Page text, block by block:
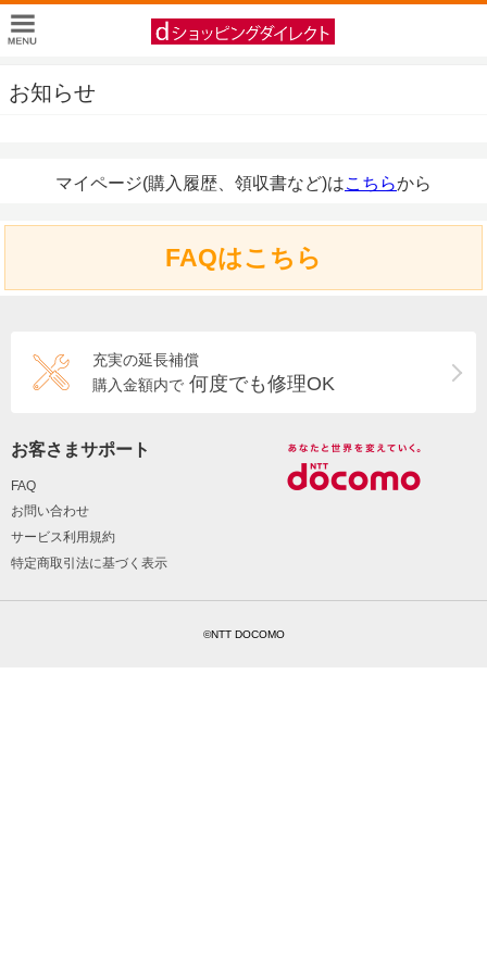
お知らせ
マイページ(購入履歴、領収書など)はこちらから
FAQはこちら
充実の延長補償
購入金額内で 何度でも修理OK
お客さまサポート
FAQ
お問い合わせ
サービス利用規約
特定商取引法に基づく表示
©NTT DOCOMO